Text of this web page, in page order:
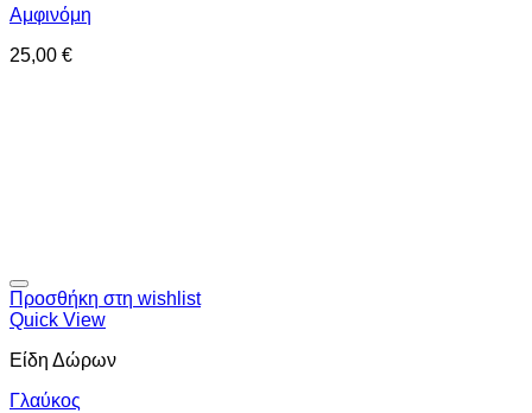
Αμφινόμη
25,00 €
Προσθήκη στη wishlist
Quick View
Είδη Δώρων
Γλαύκος